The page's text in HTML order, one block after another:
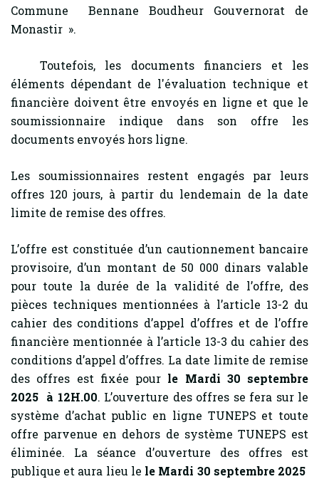
Commune Bennane Boudheur Gouvernorat de
Monastir ».
Toutefois, les documents financiers et les
éléments dépendant de l'évaluation technique et
financière doivent être envoyés en ligne et que le
soumissionnaire indique dans son offre les
documents envoyés hors ligne.
Les soumissionnaires restent engagés par leurs
offres 120 jours, à partir du lendemain de la date
limite de remise des offres.
L’offre est constituée d’un cautionnement bancaire
provisoire, d’un montant de 50 000 dinars valable
pour toute la durée de la validité de l’offre, des
pièces techniques mentionnées à l’article 13-2 du
cahier des conditions d’appel d’offres et de l’offre
financière mentionnée à l’article 13-3 du cahier des
conditions d’appel d’offres. La date limite de remise
des offres est fixée pour le Mardi 30 septembre
2025 à 12H.00. L’ouverture des offres se fera sur le
système d’achat public en ligne TUNEPS et toute
offre parvenue en dehors de système TUNEPS est
éliminée. La séance d’ouverture des offres est
publique et aura lieu le le Mardi 30 septembre 2025